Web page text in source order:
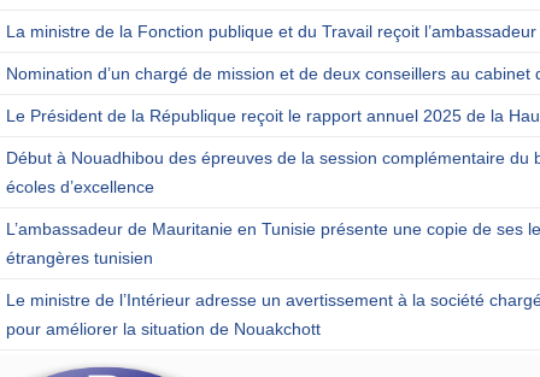
La ministre de la Fonction publique et du Travail reçoit
Nomination d’un chargé de mission et de deux conseillers au cabinet
Le Président de la République reçoit le rapport annuel 2025 de la
Début à Nouadhibou des épreuves de la session complémentaire du
écoles d’excellence
L’ambassadeur de Mauritanie en Tunisie présente une copie de ses
étrangères tunisien
Le ministre de l’Intérieur adresse un avertissement à la société
pour améliorer la situation de Nouakchott